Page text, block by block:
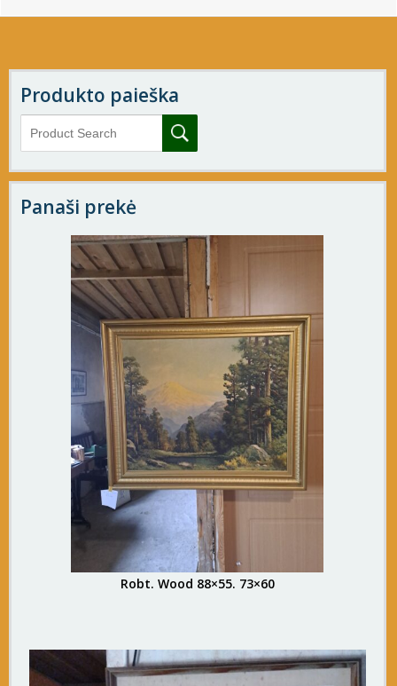
Produkto paieška
Panaši prekė
Robt. Wood 88×55. 73×60